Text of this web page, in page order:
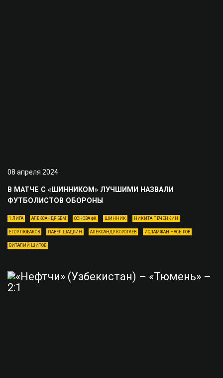
08 апреля 2024
В МАТЧЕ С «ШИННИКОМ» ЛУЧШИМИ НАЗВАЛИ
ФУТБОЛИСТОВ ОБОРОНЫ
1 ЛИГА АЛЕКСАНДР БЕМ ОСНОВА ФК ШИННИК НИКИТА ПЕЧЕНКИН
ЕГОР ЛЮБАКОВ ПАВЕЛ ШАДРИН АЛЕКСАНДР КОРОТАЕВ ИСЛАМЖАН НАСЫРОВ
ВИТАЛИЙ ШИТОВ